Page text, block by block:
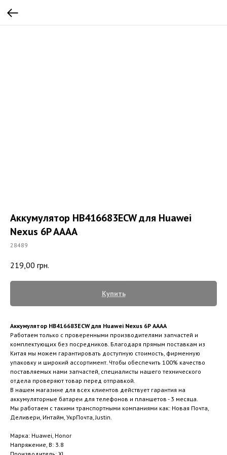
Аккумулятор HB416683ECW для Huawei
Nexus 6P AAAA
28489
219,00 грн.
Купить
Аккумулятор HB416683ECW для Huawei Nexus 6P AAAA
Работаем только с проверенными производителями запчастей и
комплектующих без посредников. Благодаря прямым поставкам из
Китая мы можем гарантировать доступную стоимость, фирменную
упаковку и широкий ассортимент. Чтобы обеспечить 100% качество
поставляемых нами запчастей, специалисты нашего технического
отдела проверяют товар перед отправкой.
В нашем магазине для всех клиентов действует гарантия на
аккумуляторные батареи для телефонов и планшетов - 3 месяца.
Мы работаем с такими транспортными компаниями как: Новая Почта,
Деливери, Интайм, УкрПочта, Justin.
Марка: Huawei, Honor
Напряжение, В: 3.8
Производитель: XL